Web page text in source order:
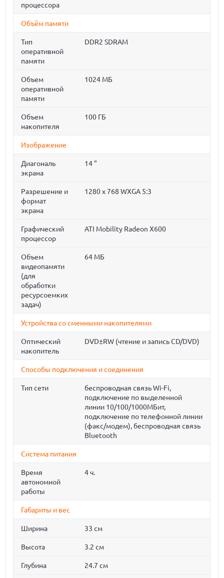
процессора
Объём памяти
Тип
оперативной
памяти
DDR2 SDRAM
Объем
оперативной
памяти
1024 МБ
Объем
накопителя
100 ГБ
Изображение
Диагональ
экрана
14 "
Разрешение и
формат
экрана
1280 x 768 WXGA 5:3
Графический
процессор
ATI Mobility Radeon X600
Объем
видеопамяти
(для
обработки
ресурсоемких
задач)
64 МБ
Устройства со сменными накопителями
Оптический
накопитель
DVD±RW (чтение и запись CD/DVD)
Способы подключения и соединения
Тип сети
беспроводная связь Wi-Fi,
подключение по выделенной
линии 10/100/1000МБит,
подключение по телефонной линии
(факс/модем), беспроводная связь
Bluetooth
Система питания
Время
автономной
работы
4 ч.
Габариты и вес
Ширина 33 см
Высота 3.2 см
Глубина 24.7 см